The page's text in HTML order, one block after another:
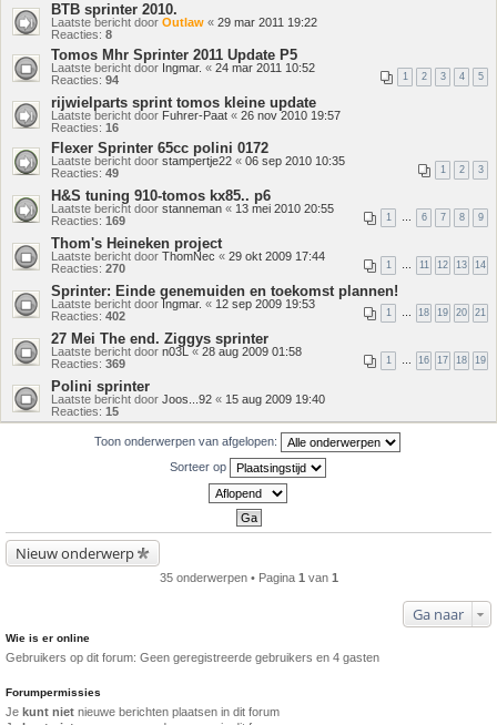
BTB sprinter 2010.
Laatste bericht door Outlaw « 29 mar 2011 19:22
Reacties: 8
Tomos Mhr Sprinter 2011 Update P5
Laatste bericht door Ingmar. « 24 mar 2011 10:52
Reacties: 94 1 2 3 4 5
rijwielparts sprint tomos kleine update
Laatste bericht door Fuhrer-Paat « 26 nov 2010 19:57
Reacties: 16
Flexer Sprinter 65cc polini 0172
Laatste bericht door stampertje22 « 06 sep 2010 10:35
Reacties: 49 1 2 3
H&S tuning 910-tomos kx85.. p6
Laatste bericht door stanneman « 13 mei 2010 20:55
Reacties: 169 1 … 6 7 8 9
Thom's Heineken project
Laatste bericht door ThomNec « 29 okt 2009 17:44
Reacties: 270 1 … 11 12 13 14
Sprinter: Einde genemuiden en toekomst plannen!
Laatste bericht door Ingmar. « 12 sep 2009 19:53
Reacties: 402 1 … 18 19 20 21
27 Mei The end. Ziggys sprinter
Laatste bericht door n03L « 28 aug 2009 01:58
Reacties: 369 1 … 16 17 18 19
Polini sprinter
Laatste bericht door Joos...92 « 15 aug 2009 19:40
Reacties: 15
Toon onderwerpen van afgelopen:
Sorteer op
Nieuw onderwerp
35 onderwerpen • Pagina 1 van 1
Ga naar
Wie is er online
Gebruikers op dit forum: Geen geregistreerde gebruikers en 4 gasten
Forumpermissies
Je kunt niet nieuwe berichten plaatsen in dit forum